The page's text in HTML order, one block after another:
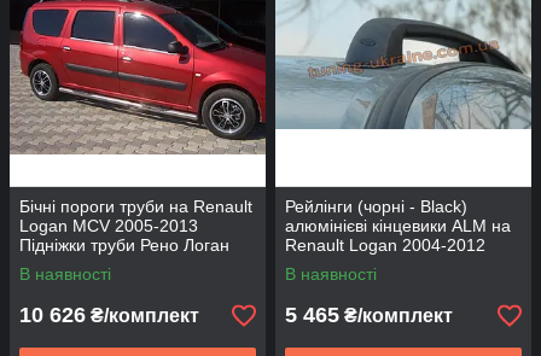
Бічні пороги труби на Renault
Logan MCV 2005-2013
Підніжки труби Рено Логан
МЦВ D60 з накладками
В наявності
10 626 ₴/комплект
Рейлінги (чорні - Black)
алюмінієві кінцевики ALM на
Renault Logan 2004-2012
В наявності
5 465 ₴/комплект